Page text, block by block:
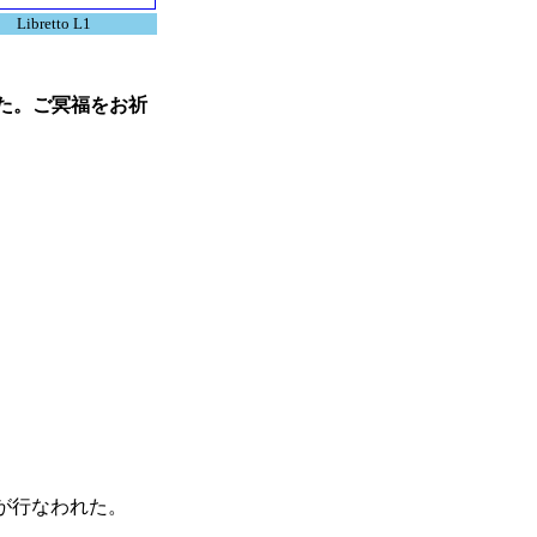
Libretto L1
。ご冥福をお祈
なわれた。